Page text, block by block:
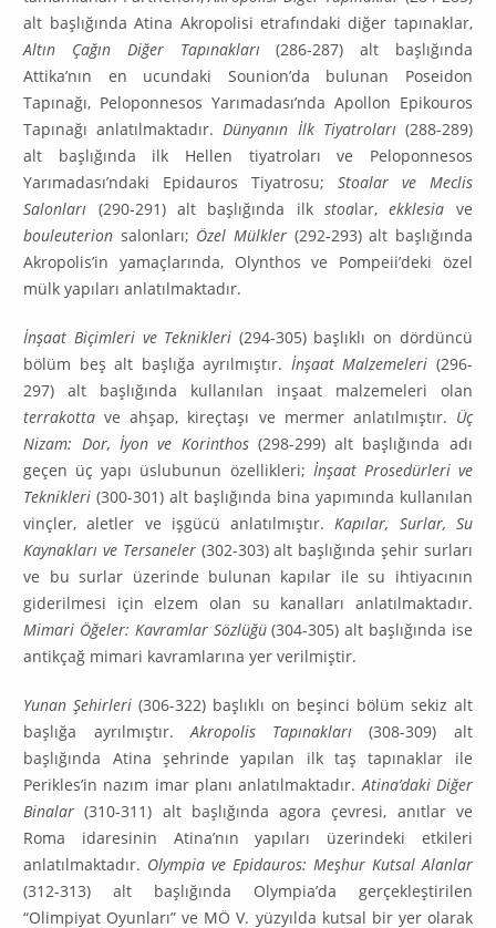
alt başlığında Atina Akropolisi etrafındaki diğer tapınaklar,
Altın Çağın Diğer Tapınakları(286-287) alt başlığında
Attika’nın en ucundaki Sou­nion’da bulunan Poseidon
Tapınağı, Peloponnesos Yarımadası’nda Apollon Epikouros
Tapınağı anlatılmaktadır.Dünyanın İlk Tiyatroları (288-289)
alt başlığında ilk Hellen tiyatroları ve Pelopon­nesos
Yarımadası’ndaki Epidauros Tiyatrosu; Stoalar ve Meclis
Salonları (290-291) alt başlığında ilkstoalar,ekklesia ve
bouleuterion salonları; Özel Mülkler (292-293) alt başlığında
Akropolis’in yamaçlarında, Olynthos ve Pompeii’deki özel
mülk yapıları anlatılmaktadır.
İnşaat Biçimleri ve Teknikleri (294-305) başlıklı on dördüncü
bölüm beş alt başlığa ayrılmıştır. İnşaat Malzemeleri (296-
297) alt başlığında kullanılan inşaat malzemeleri olan
terrakotta ve ahşap, kireçtaşı ve mermer anlatılmıştır. Üç
Nizam: Dor, İyon ve Korinthos(298-299) alt başlığın­da adı
geçen üç yapı üslubunun özellikleri; İnşaat Prosedürleri ve
Teknikleri (300-301) alt başlı­ğında bina yapımında kullanılan
vinçler, aletler ve işgücü anlatılmıştır.Kapılar, Surlar, Su
Kaynak­ları ve Tersaneler (302-303) alt başlığında şehir surları
ve bu surlar üzerinde bulunan kapılar ile su ihtiyacının
giderilmesi için elzem olan su kanalları anlatılmaktadır.
Mimari Öğeler: Kavramlar Sözlüğü(304-305) alt başlığında ise
antikçağ mimari kavramlarına yer verilmiştir.
Yunan Şehirleri (306-322) başlıklı on beşinci bölüm sekiz alt
başlığa ayrılmıştır.Akropolis Tapı­nakları (308-309) alt
başlığında Atina şehrinde yapılan ilk taş tapınaklar ile
Perikles’in nazım imar planı anlatılmaktadır.Atina’daki Diğer
Binalar (310-311) alt başlığında agora çevresi, anıtlar ve
Roma idaresinin Atina’nın yapıları üzerindeki etkileri
anlatılmaktadır. Olympia ve Epidauros: Meşhur Kutsal Alanlar
(312-313) alt başlığında Olympia’da gerçekleştirilen
“Olimpiyat Oyunları” ve MÖ V. yüzyılda kutsal bir yer olarak